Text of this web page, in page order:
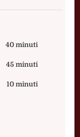
40 minuti
45 minuti
10 minuti